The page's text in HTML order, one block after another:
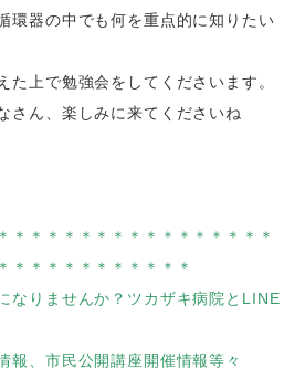
環器の中でも何を重点的に知りたい
た上で勉強会をしてくださいます。
さん、楽しみに来てくださいね
＊＊＊＊＊＊＊＊＊＊＊＊＊＊＊＊
＊＊＊＊＊＊＊＊＊＊＊
なりませんか？ツカザキ病院とLINE
報、市民公開講座開催情報等々